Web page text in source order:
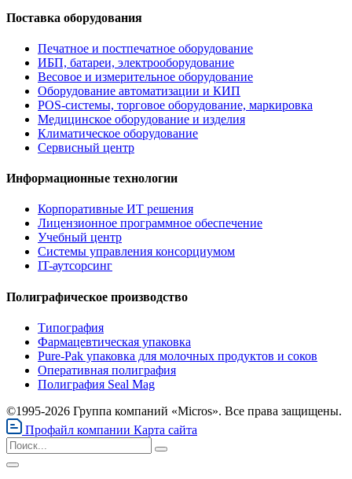
Поставка оборудования
Печатное и постпечатное оборудование
ИБП, батареи, электрооборудование
Весовое и измерительное оборудование
Оборудование автоматизации и КИП
POS-системы, торговое оборудование, маркировка
Медицинское оборудование и изделия
Климатическое оборудование
Сервисный центр
Информационные технологии
Корпоративные ИТ решения
Лицензионное программное обеспечение
Учебный центр
Системы управления консорциумом
IT-аутсорсинг
Полиграфическое производство
Типография
Фармацевтическая упаковка
Pure-Pak упаковка для молочных продуктов и соков
Оперативная полиграфия
Полиграфия Seal Mag
©1995-2026 Группа компаний «Micros». Все права защищены.
Профайл компании Карта сайта